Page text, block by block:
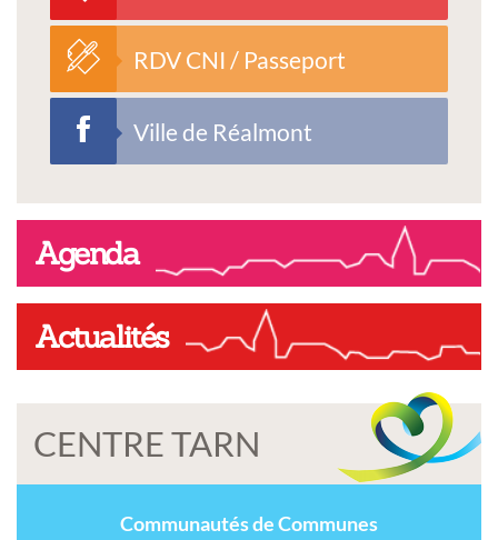
RDV CNI / Passeport
Ville de Réalmont
Agenda
Actualités
CENTRE TARN
Communautés de Communes